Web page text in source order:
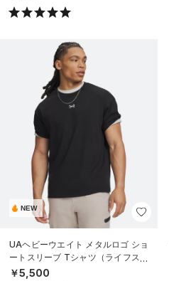
NEW
UAヘビーウエイト メタルロゴ ショ
ートスリーブ Tシャツ（ライフスタ
イル/MEN）
￥5,500